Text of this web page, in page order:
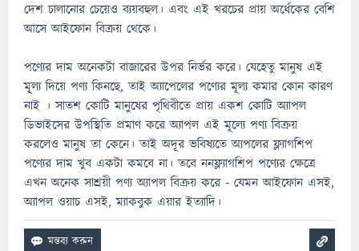
দেশ চালানোর চেয়েও ব্যয়বহুল। এবং এই খরচের প্রায় অর্ধেকের বেশি
আসে আইফোন বিক্রয় থেকে।
পণ্যের দাম অনেকটা বাজারের উপর নির্ভর করে। যেহেতু মানুষ এই
মূ্ল্য দিয়ে পণ্য কিনছে, তাই অ্যাপেলের পণ্যের মূল্য কমার কোন কারণ
নাই । সাতশ কোটি মানুষের পৃথিবীতে প্রায় একশ কোটি অ্যাপল
ডিভাইসের উপস্থিতি প্রমাণ করে অ্যাপল এই মূল্যে পণ্য বিক্রয়
করলেও মানুষ তা কেনে। তাই অদূর ভবিষ্যতে অ্যপলের ফ্ল্যাগশিপ
পণ্যের দাম খুব একটা কমবে না। তবে ননফ্ল্যাগশিপ পণ্যের ক্ষেত্রে
এখন অনেক সাশ্রয়ী পণ্য অ্যাপল বিক্রয় করে - যেমন আইফোন এসই,
অ্যাপল ওয়াচ এসই, ম্যাকবুক এয়ার ইত্যাদি।